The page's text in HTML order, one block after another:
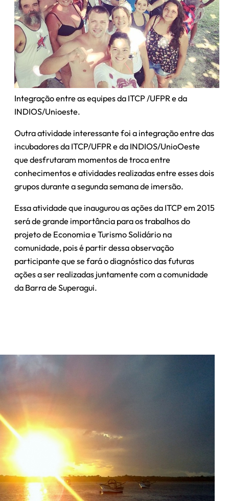
Integração entre as equipes da ITCP /UFPR e da
INDIOS/Unioeste.
Outra atividade interessante foi a integração entre das
incubadores da ITCP/UFPR e da INDIOS/UnioOeste
que desfrutaram momentos de troca entre
conhecimentos e atividades realizadas entre esses dois
grupos durante a segunda semana de imersão.
Essa atividade que inaugurou as ações da ITCP em 2015
será de grande importância para os trabalhos do
projeto de Economia e Turismo Solidário na
comunidade, pois é partir dessa observação
participante que se fará o diagnóstico das futuras
ações a ser realizadas juntamente com a comunidade
da Barra de Superagui.